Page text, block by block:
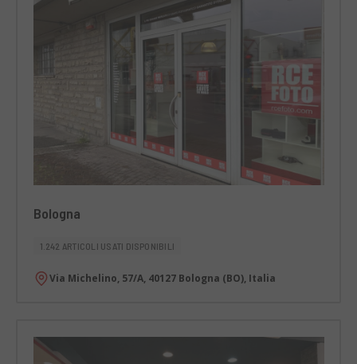
Bologna
1.242 ARTICOLI USATI DISPONIBILI
Via Michelino, 57/A, 40127 Bologna (BO), Italia